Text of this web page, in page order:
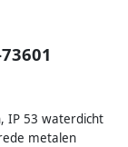
IP 53 waterdicht
metalen